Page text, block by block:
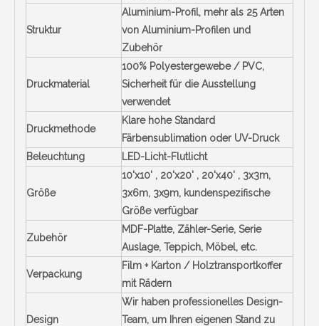
Struktur
Aluminium-Profil, mehr als 25 Arten
von Aluminium-Profilen und
Zubehör
Druckmaterial
100% Polyestergewebe / PVC,
Sicherheit für die Ausstellung
verwendet
Druckmethode
Klare hohe Standard
Färbensublimation oder UV-Druck
Beleuchtung
LED-Licht-Flutlicht
Größe
10'x10' , 20'x20' , 20'x40' , 3x3m,
3x6m, 3x9m, kundenspezifische
Größe verfügbar
Zubehör
MDF-Platte, Zähler-Serie, Serie
Auslage, Teppich, Möbel, etc.
Verpackung
Film + Karton / Holztransportkoffer
mit Rädern
Design
Wir haben professionelles Design-
Team, um Ihren eigenen Stand zu